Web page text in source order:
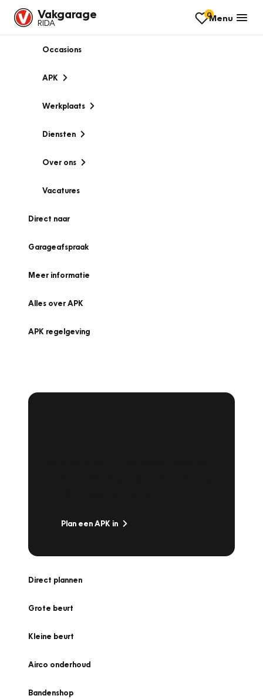
Vakgarage
RIDA
0Menu
Occasions
APK
Werkplaats
Diensten
Over ons
Vacatures
Direct naar
Garageafspraak
Meer informatie
Alles over APK
APK regelgeving
Plan een APK in
Direct plannen
Grote beurt
Kleine beurt
Airco onderhoud
Bandenshop